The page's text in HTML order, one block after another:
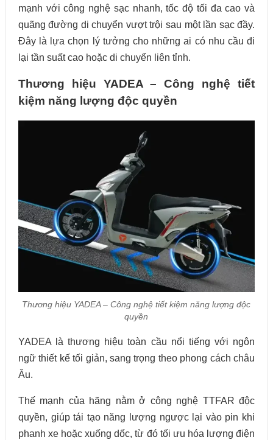
mạnh với công nghệ sạc nhanh, tốc độ tối đa cao và
quãng đường di chuyển vượt trội sau một lần sạc đầy.
Đây là lựa chọn lý tưởng cho những ai có nhu cầu đi
lại tần suất cao hoặc di chuyển liên tỉnh.
Thương hiệu YADEA – Công nghệ tiết
kiệm năng lượng độc quyền
Thương hiệu YADEA – Công nghệ tiết kiệm năng lượng độc
quyền
YADEA là thương hiệu toàn cầu nổi tiếng với ngôn
ngữ thiết kế tối giản, sang trọng theo phong cách châu
Âu.
Thế mạnh của hãng nằm ở công nghệ TTFAR độc
quyền, giúp tái tạo năng lượng ngược lại vào pin khi
phanh xe hoặc xuống dốc, từ đó tối ưu hóa lượng điện